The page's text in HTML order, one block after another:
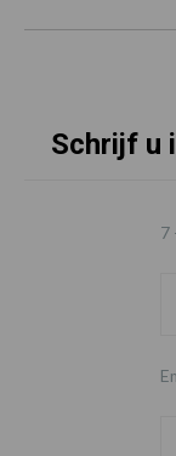
Schrijf u
7